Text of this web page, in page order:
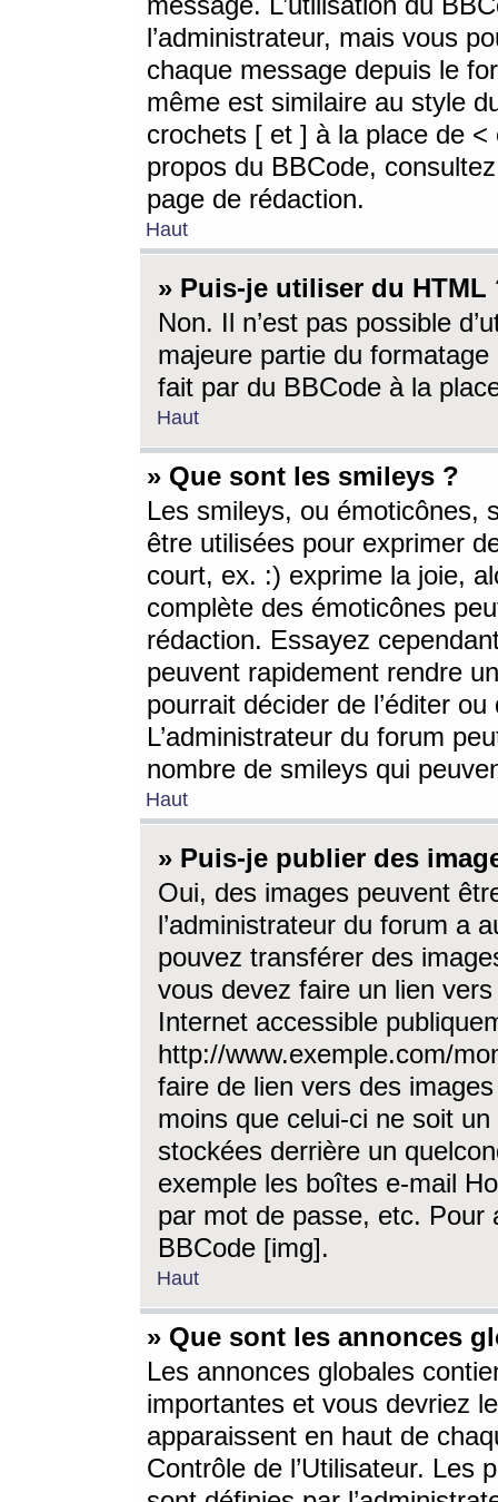
l’administrateur, mais vous
chaque message depuis le
même est similaire au style
crochets [ et ] à la place de <
propos du BBCode,
page de rédaction.
Haut
» Puis-je utiliser du HTML
Non. Il n’est pas possible
majeure partie du
fait par du BBCode à la
Haut
» Que sont les smileys ?
Les smileys, ou émoticônes,
être utilisées pour exprimer
court, ex. :) exprime la joie,
complète des émoticônes
rédaction. Essayez
peuvent rapidement rendre
pourrait décider de l’éditer
L’administrateur du forum
nombre de smileys qui
Haut
» Puis-je publier des
Oui, des images peuvent
l’administrateur du forum a
pouvez transférer des
vous devez faire un lien
Internet accessible
http://www.exemple.com/
faire de lien vers des
moins que celui-ci ne soit
stockées derrière un
exemple les boîtes e-mail
par mot de passe, etc. Pour
BBCode [img].
Haut
» Que sont les annonces
Les annonces globales
importantes et vous devriez
apparaissent en haut de
Contrôle de l’Utilisateur. Les